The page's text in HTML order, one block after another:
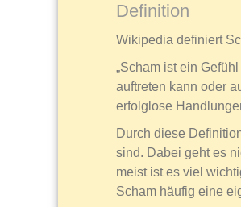
Definition
Wikipedia definiert
„Scham ist ein
auftreten kann oder
erfolglose
Durch diese
sind. Dabei geht es
meist ist es viel
Scham häufig eine